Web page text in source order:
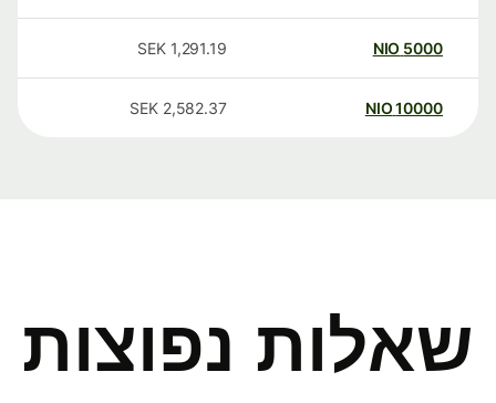
5000
NIO
1,291.19
SEK
10000
NIO
2,582.37
SEK
שאלות נפוצות